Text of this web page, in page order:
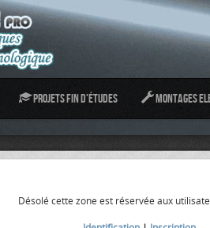
Projets fin d'études Montages
Désolé cette zone est réservée aux